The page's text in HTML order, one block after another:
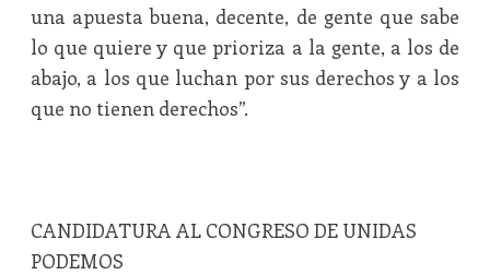
una apuesta buena, decente, de gente que sabe
lo que quiere y que prioriza a la gente, a los de
abajo, a los que luchan por sus derechos y a los
que no tienen derechos”.
CANDIDATURA AL CONGRESO DE UNIDAS
PODEMOS